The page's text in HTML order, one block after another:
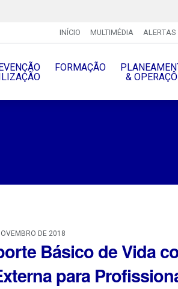
INÍCIO MULTIMÉDIA ALERTAS
FORMAÇÃO
&
DE 2018
Básico de Vida
para